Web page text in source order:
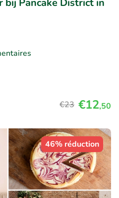
bij Pancake District in
€23 €12,50
46% réduction